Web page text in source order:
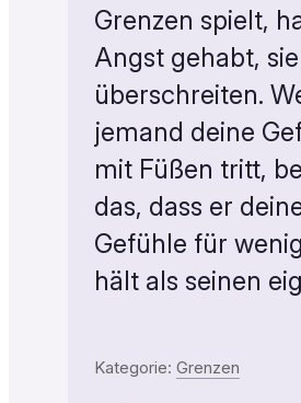
Grenzen spielt,
Angst gehabt,
überschreiten.
jemand deine
mit Füßen tritt,
das, dass er
Gefühle für
hält als seinen
Kategorie: Grenzen